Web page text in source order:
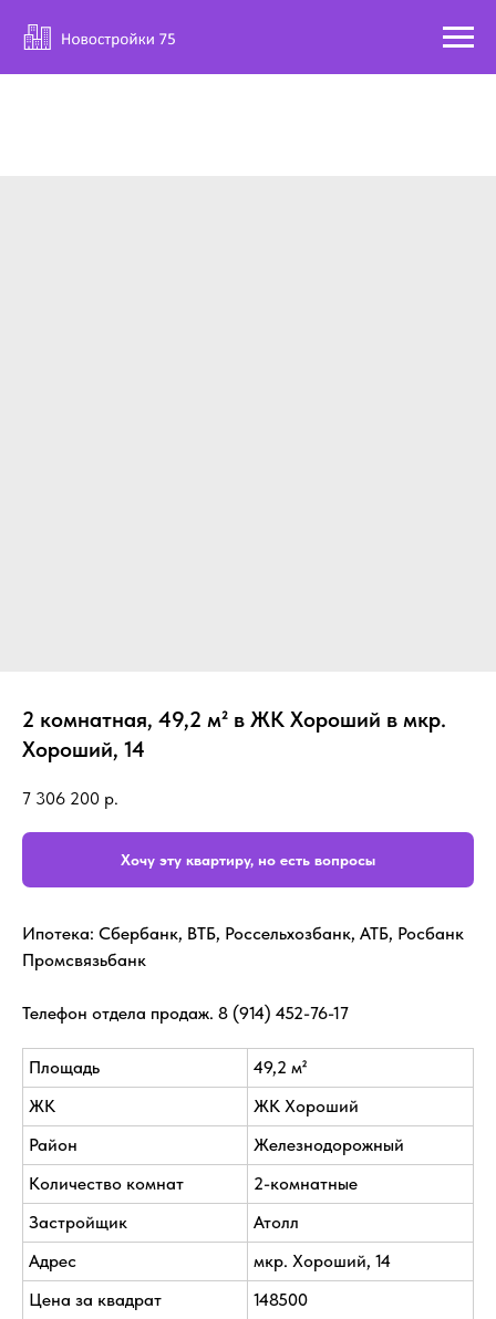
2 комнатная, 49,2 м² в ЖК Хороший в мкр.
Хороший, 14
7 306 200 р.
Хочу эту квартиру, но есть вопросы
Ипотека: Сбербанк, ВТБ, Россельхозбанк, АТБ, Росбанк
Промсвязьбанк
Телефон отдела продаж. 8 (914) 452-76-17
Площадь
49,2 м²
ЖК
ЖК Хороший
Район
Железнодорожный
Количество комнат
2-комнатные
Застройщик
Атолл
Адрес
мкр. Хороший, 14
Цена за квадрат
148500